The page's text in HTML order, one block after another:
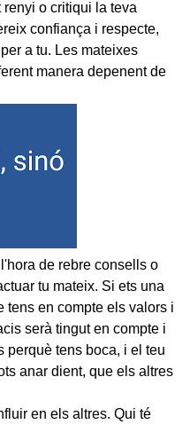
o critiqui la teva
confiança i respecte,
a tu. Les mateixes
manera depenent de
de rebre consells o
tu mateix. Si ets una
tens en compte els valors i
serà tingut en compte i
perquè tens boca, i el teu
anar dient, que els altres
en els altres. Qui té